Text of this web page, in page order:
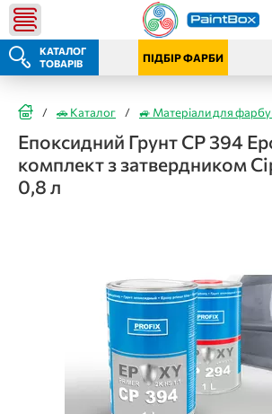
КАТАЛОГ
ТОВАРІВ
ПІДБІР ФАРБИ
/ 🚗 Каталог / 🚙 Матеріали для
Епоксидний Грунт CP 394
комплект з затвердником
0,8 л